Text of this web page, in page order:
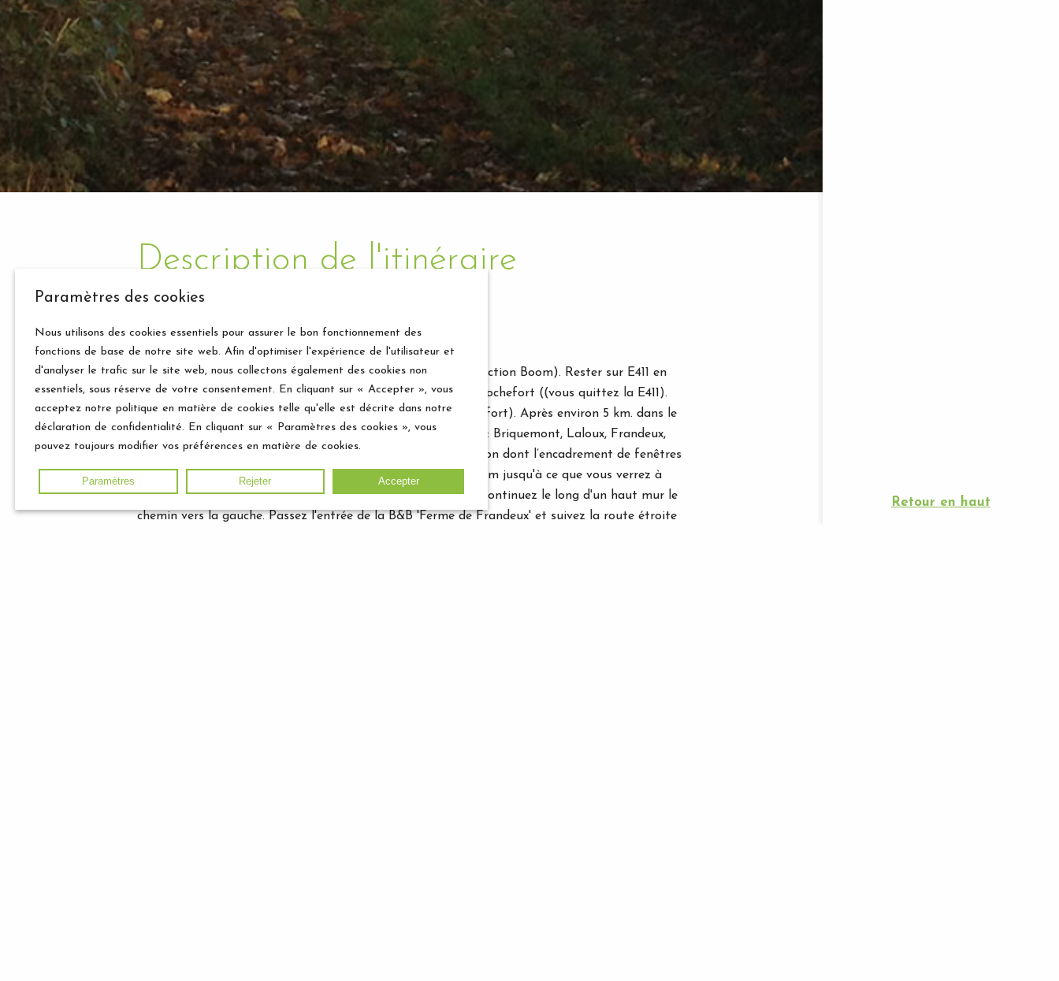
Description de l'itinéraire
Accessibilité en voiture
Venant d'Anvers
Quitter le périphérique de Bruxelles, prendre la A19. (PAS direction Boom). Rester sur E411 en
direction de Namur / Luxembourg. Prendre la sortie n ° 22, Rochefort ((vous quittez la E411).
1ère sortie à gauche (toujours en suivant les panneaux Rochefort). Après environ 5 km. dans le
virage en S bifurcation à gauche. Panneau 4 noms de villages: Briquemont, Laloux, Frandeux,
Buissonville. Ce panneau surgit tout à coup devant une maison dont l’encadrement de fenêtres
est bleu! Suivez cette route étroite secondaire sur environ 2 km jusqu'à ce que vous verrez à
votre gauche le château, juste avant le village de Frandeux. Continuez le long d'un haut mur le
chemin vers la gauche. Passez l'entrée de la B&B 'Ferme de Frandeux' et suivez la route étroite
Retour en haut
Paramètres des cookies
Nous utilisons des cookies essentiels pour assurer le bon fonctionnement des
fonctions de base de notre site web. Afin d'optimiser l'expérience de l'utilisateur et
d'analyser le trafic sur le site web, nous collectons également des cookies non
essentiels, sous réserve de votre consentement. En cliquant sur « Accepter », vous
acceptez notre politique en matière de cookies telle qu'elle est décrite dans notre
déclaration de confidentialité. En cliquant sur « Paramètres des cookies », vous
pouvez toujours modifier vos préférences en matière de cookies.
Paramètres Rejeter Accepter